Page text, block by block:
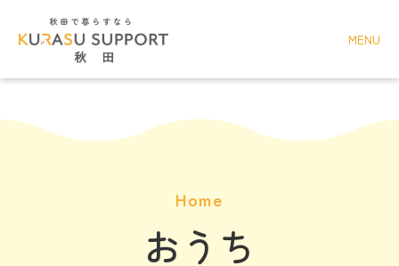
MENU
Home
おうち